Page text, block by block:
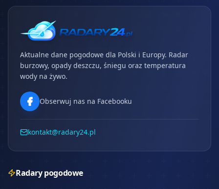
Aktualne dane pogodowe dla Polski i Europy. Radar
burzowy, opady deszczu, śniegu oraz temperatura
wody na żywo.
Obserwuj nas na Facebooku
kontakt@radary24.pl
Radary pogodowe